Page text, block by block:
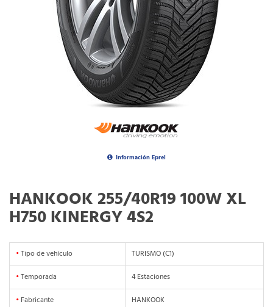
Información Eprel
HANKOOK 255/40R19 100W XL
H750 KINERGY 4S2
•Tipo de vehículo
TURISMO (C1)
•Temporada
4 Estaciones
• Fabricante HANKOOK